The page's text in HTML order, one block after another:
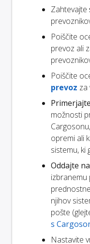
Zahtevajte
Poiščite
prevoz ali
Poiščite
prevoz za
možnosti
opremi ali
sistemu, ki
Oddajte
izbranemu
njihov
pošte
s
Nastavite